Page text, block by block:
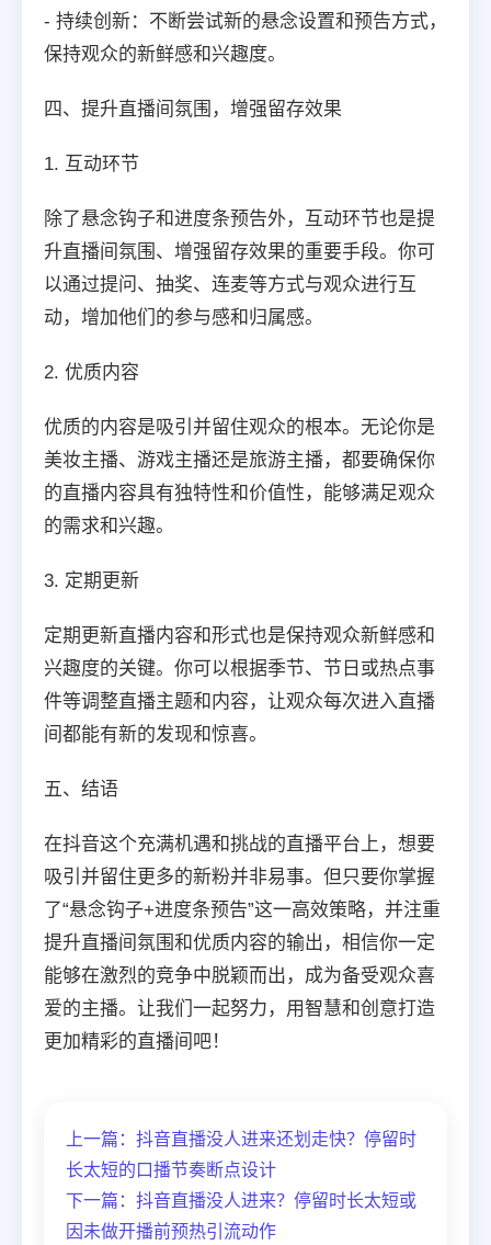
- 持续创新：不断尝试新的悬念设置和预告方式，
保持观众的新鲜感和兴趣度。
四、提升直播间氛围，增强留存效果
1. 互动环节
除了悬念钩子和进度条预告外，互动环节也是提
升直播间氛围、增强留存效果的重要手段。你可
以通过提问、抽奖、连麦等方式与观众进行互
动，增加他们的参与感和归属感。
2. 优质内容
优质的内容是吸引并留住观众的根本。无论你是
美妆主播、游戏主播还是旅游主播，都要确保你
的直播内容具有独特性和价值性，能够满足观众
的需求和兴趣。
3. 定期更新
定期更新直播内容和形式也是保持观众新鲜感和
兴趣度的关键。你可以根据季节、节日或热点事
件等调整直播主题和内容，让观众每次进入直播
间都能有新的发现和惊喜。
五、结语
在抖音这个充满机遇和挑战的直播平台上，想要
吸引并留住更多的新粉并非易事。但只要你掌握
了“悬念钩子+进度条预告”这一高效策略，并注重
提升直播间氛围和优质内容的输出，相信你一定
能够在激烈的竞争中脱颖而出，成为备受观众喜
爱的主播。让我们一起努力，用智慧和创意打造
更加精彩的直播间吧！
上一篇：抖音直播没人进来还划走快？停留时
长太短的口播节奏断点设计
下一篇：抖音直播没人进来？停留时长太短或
因未做开播前预热引流动作